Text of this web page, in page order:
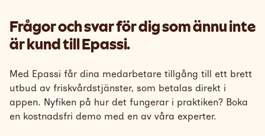
Frågor och svar för dig som ännu inte
är kund till Epassi.
Med Epassi får dina medarbetare tillgång till ett brett
utbud av friskvårdstjänster, som betalas direkt i
appen. Nyfiken på hur det fungerar i praktiken? Boka
en kostnadsfri demo med en av våra experter.